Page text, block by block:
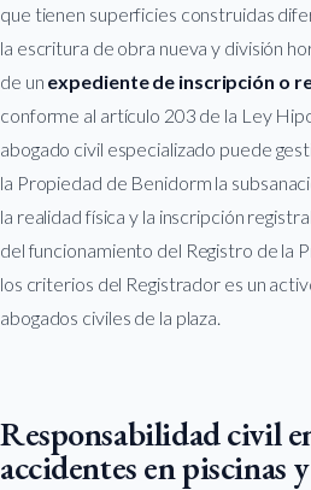
que tienen superficies construidas
la escritura de obra nueva y división
de un expediente de inscripción o
conforme al artículo 203 de la Ley
abogado civil especializado puede
la Propiedad de Benidorm la
la realidad física y la inscripción
del funcionamiento del Registro de la
los criterios del Registrador es un
abogados civiles de la plaza.
Responsabilidad civil
accidentes en piscinas